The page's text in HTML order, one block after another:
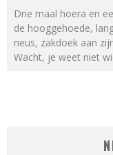
Drie maal hoera en
de hooggehoede,
neus, zakdoek aan
Wacht, je weet niet